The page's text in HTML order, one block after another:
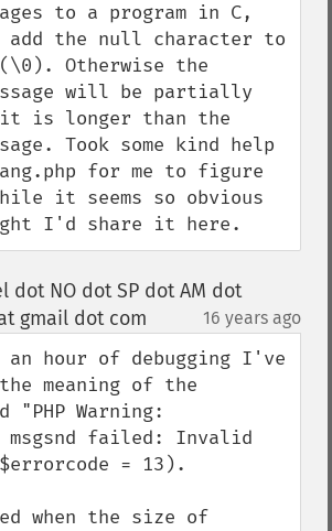
to a program in C,
add the null character to
Otherwise the
will be partially
is longer than the
Took some kind help
for me to figure
it seems so obvious
I'd share it here.
dot NO dot SP dot AM dot
gmail dot com
16 years ago
hour of debugging I've
meaning of the
"PHP Warning:
msgsnd failed: Invalid
= 13).
when the size of